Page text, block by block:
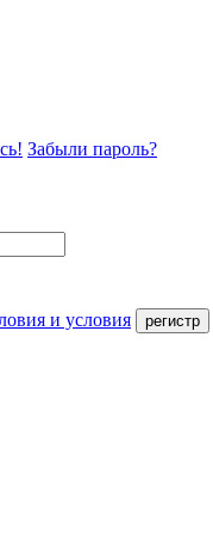
Забыли пароль?
и условия регистр